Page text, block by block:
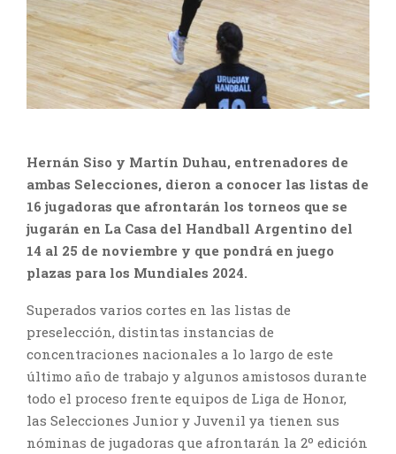
Hernán Siso y Martín Duhau, entrenadores de
ambas Selecciones, dieron a conocer las listas de
16 jugadoras que afrontarán los torneos que se
jugarán en La Casa del Handball Argentino del
14 al 25 de noviembre y que pondrá en juego
plazas para los Mundiales 2024.
Superados varios cortes en las listas de
preselección, distintas instancias de
concentraciones nacionales a lo largo de este
último año de trabajo y algunos amistosos durante
todo el proceso frente equipos de Liga de Honor,
las Selecciones Junior y Juvenil ya tienen sus
nóminas de jugadoras que afrontarán la 2º edición